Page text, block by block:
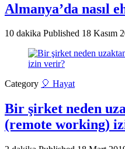
Almanya’da nasıl
10 dakika Published 18 Kasım
Category 🎈 Hayat
Bir şirket neden
(remote working)